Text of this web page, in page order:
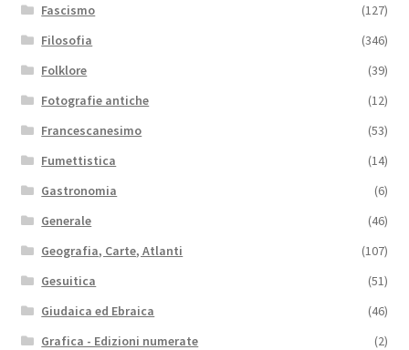
Fascismo
(127)
Filosofia
(346)
Folklore
(39)
Fotografie antiche
(12)
Francescanesimo
(53)
Fumettistica
(14)
Gastronomia
(6)
Generale
(46)
Geografia, Carte, Atlanti
(107)
Gesuitica
(51)
Giudaica ed Ebraica
(46)
Grafica - Edizioni numerate
(2)